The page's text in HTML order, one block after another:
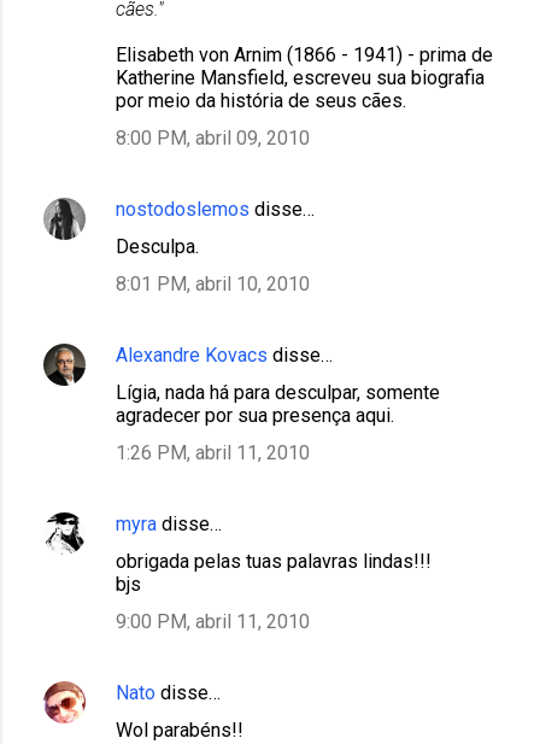
cães."
Elisabeth von Arnim (1866 - 1941) - prima de
Katherine Mansfield, escreveu sua biografia
por meio da história de seus cães.
8:00 PM, abril 09, 2010
nostodoslemos disse…
Desculpa.
8:01 PM, abril 10, 2010
Alexandre Kovacs disse…
Lígia, nada há para desculpar, somente
agradecer por sua presença aqui.
1:26 PM, abril 11, 2010
myra disse…
obrigada pelas tuas palavras lindas!!!
bjs
9:00 PM, abril 11, 2010
Nato disse…
Wol parabéns!!